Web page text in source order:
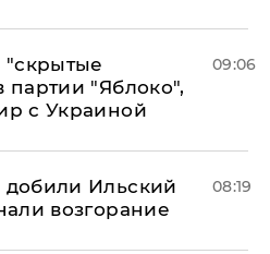
"скрытые
партии "Яблоко",
с Украиной
09:06
Ильский
возгорание
08:19